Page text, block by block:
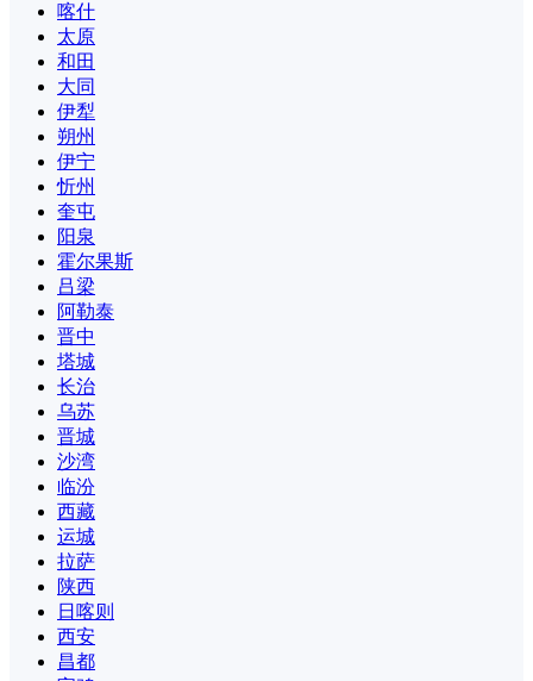
喀什
太原
和田
大同
伊犁
朔州
伊宁
忻州
奎屯
阳泉
霍尔果斯
吕梁
阿勒泰
晋中
塔城
长治
乌苏
晋城
沙湾
临汾
西藏
运城
拉萨
陕西
日喀则
西安
昌都